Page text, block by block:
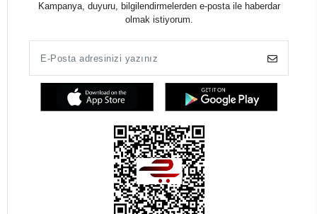
Kampanya, duyuru, bilgilendirmelerden e-posta ile haberdar
olmak istiyorum.